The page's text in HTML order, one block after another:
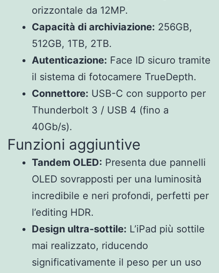
orizzontale da 12MP.
Capacità di archiviazione: 256GB,
512GB, 1TB, 2TB.
Autenticazione: Face ID sicuro tramite
il sistema di fotocamere TrueDepth.
Connettore: USB-C con supporto per
Thunderbolt 3 / USB 4 (fino a
40Gb/s).
Funzioni aggiuntive
Tandem OLED: Presenta due pannelli
OLED sovrapposti per una luminosità
incredibile e neri profondi, perfetti per
l’editing HDR.
Design ultra-sottile: L’iPad più sottile
mai realizzato, riducendo
significativamente il peso per un uso